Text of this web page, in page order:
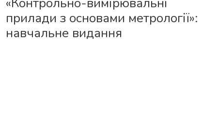
прилади з основами метрології»:
навчальне видання